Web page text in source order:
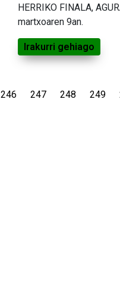
HERRIKO FINALA,
martxoaren 9an.
Irakurri gehiago
246 247 248 249